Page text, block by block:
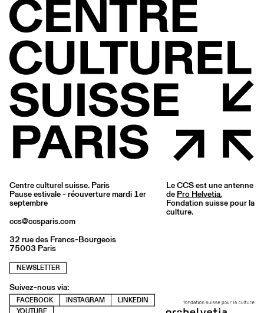
Centre culturel suisse. Paris
Pause estivale - réouverture mardi 1er
septembre
ccs@ccsparis.com
32 rue des Francs-Bourgeois
75003 Paris
NEWSLETTER
Suivez-nous via:
FACEBOOK INSTAGRAM
LINKEDIN
Le CCS est une antenne
de Pro Helvetia,
Fondation suisse pour la
culture.